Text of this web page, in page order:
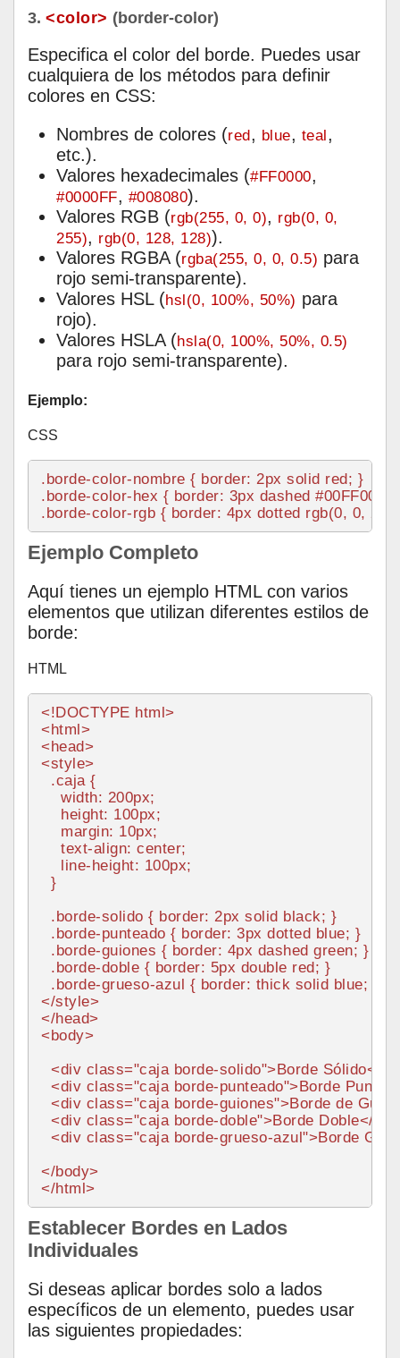
3. <color> (border-color)
Especifica el color del borde. Puedes usar
cualquiera de los métodos para definir
colores en CSS:
Nombres de colores (red, blue, teal,
etc.).
Valores hexadecimales (#FF0000,
#0000FF, #008080).
Valores RGB (rgb(255, 0, 0), rgb(0, 0,
255), rgb(0, 128, 128)).
Valores RGBA (rgba(255, 0, 0, 0.5) para
rojo semi-transparente).
Valores HSL (hsl(0, 100%, 50%) para
rojo).
Valores HSLA (hsla(0, 100%, 50%, 0.5)
para rojo semi-transparente).
Ejemplo:
CSS
.borde-color-nombre { border: 2px
.borde-color-hex { border: 3px dashed #00FF00
.borde-color-rgb { border: 4px dotted rgb(0, 0, 255
Ejemplo Completo
Aquí tienes un ejemplo HTML con varios
elementos que utilizan diferentes estilos de
borde:
HTML
<!DOCTYPE html>
<html>
<head>
<style>
.caja {
width: 200px;
height: 100px;
margin: 10px;
text-align: center;
line-height: 100px;
  }
.borde-solido { border: 2px solid black; }
.borde-punteado { border: 3px dotted blue; }
.borde-guiones { border: 4px dashed green; }
.borde-doble { border: 5px double red; }
.borde-grueso-azul { border
</style>
</head>
<body>
<div class="caja borde-solido">Borde Sólido</
<div class="caja borde-punteado">Borde
<div class="caja borde-guiones">Borde de
<div class="caja borde-doble">Borde Doble</
<div class="caja borde-grueso-azul">Borde
</body>
</html>
Establecer Bordes en Lados
Individuales
Si deseas aplicar bordes solo a lados
específicos de un elemento, puedes usar
las siguientes propiedades: